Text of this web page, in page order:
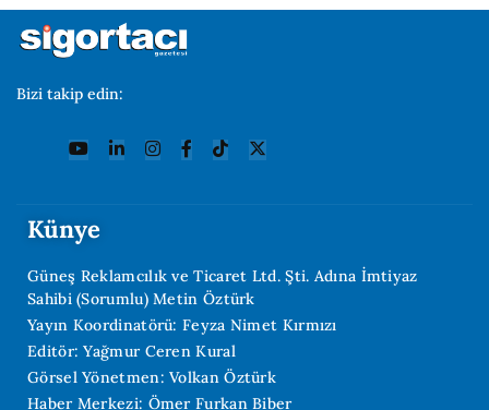
Bizi takip edin:
Künye
Güneş Reklamcılık ve Ticaret Ltd. Şti. Adına İmtiyaz
Sahibi (Sorumlu) Metin Öztürk
Yayın Koordinatörü: Feyza Nimet Kırmızı
Editör: Yağmur Ceren Kural
Görsel Yönetmen: Volkan Öztürk
Haber Merkezi: Ömer Furkan Biber